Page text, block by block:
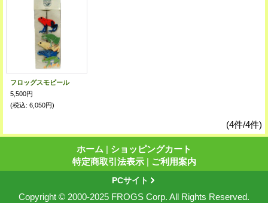
フロッグスモビール
5,500円
(税込: 6,050円)
(4件/4件)
ホーム | ショッピングカート
特定商取引法表示 | ご利用案内
PCサイト
Copyright © 2000-2025 FROGS Corp. All Rights Reserved.